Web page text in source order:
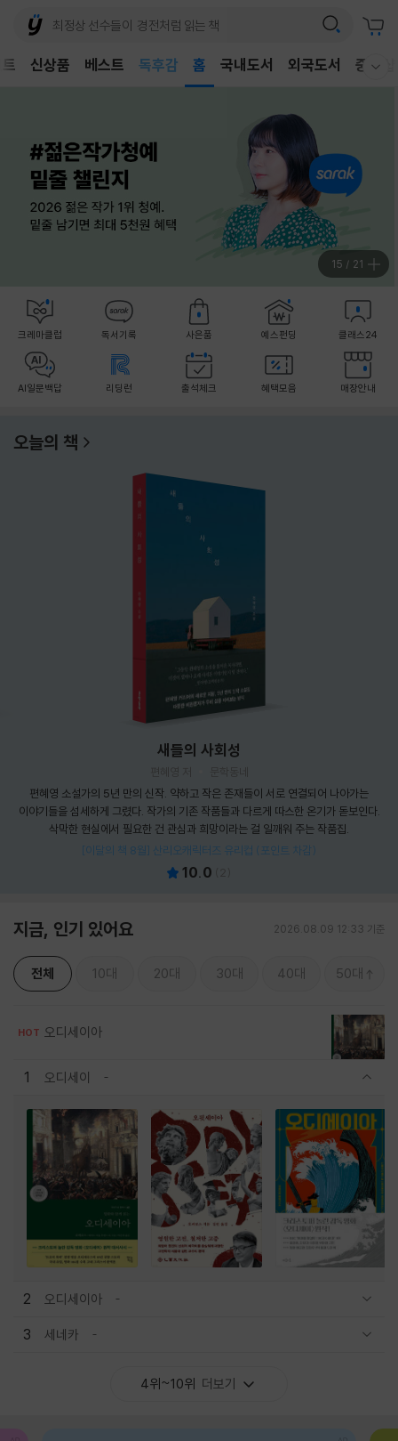
신상품 베스트
독후감
홈 국내도서 외국도서 중고샵
16 / 21
크레마클럽 독서기록 사은품 예스펀딩 클래스24
AI일문백답 리딩런 출석체크 혜택모음 매장안내
오늘의 책
새들의 사회성
편혜영 소설가의 5년 만의 신작. 약하고 작은 존재들이 서로 연결되어 나아가는
이야기들을 섬세하게 그렸다. 작가의 기존 작품들과 다르게 따스한 온기가 돋보인다.
삭막한 현실에서 필요한 건 관심과 희망이라는 걸 일깨워 주는 작품집.
[이달의 책 8월] 산리오캐릭터즈 유리컵 (포인트 차감)
10.0
지금, 인기 있어요 2026.08.09 12:33 기준
전체 10대 20대 30대 40대 50대
HOT 오디세이아
1 오디세이
2 오디세이아
3 세네카
4위~10위 더보기